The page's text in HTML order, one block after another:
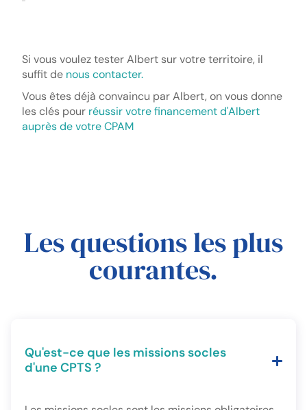
Si vous voulez tester Albert sur votre territoire, il
suffit de nous contacter.
Vous êtes déjà convaincu par Albert, on vous donne
les clés pour réussir votre financement d'Albert
auprès de votre CPAM
Les questions les plus
courantes.
Qu'est-ce que les missions socles
d'une CPTS ?